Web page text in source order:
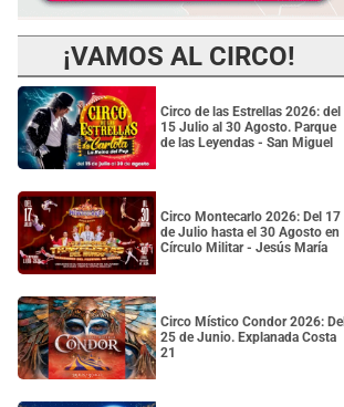
¡VAMOS AL CIRCO!
Circo de las Estrellas 2026: del
15 Julio al 30 Agosto. Parque
de las Leyendas - San Miguel
Circo Montecarlo 2026: Del 17
de Julio hasta el 30 Agosto en
Círculo Militar - Jesús María
Circo Místico Condor 2026: Del
25 de Junio. Explanada Costa
21